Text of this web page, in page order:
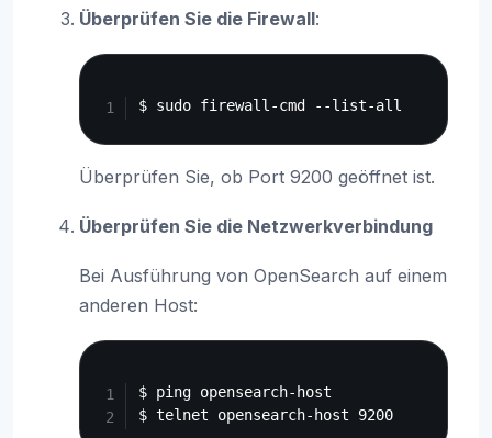
Überprüfen Sie die Firewall:
Überprüfen Sie, ob Port 9200 geöffnet ist.
Überprüfen Sie die Netzwerkverbindung
Bei Ausführung von OpenSearch auf einem
anderen Host:
$ ping opensearch-host